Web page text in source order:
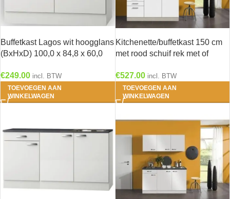
Buffetkast Lagos wit hoogglans
(BxHxD) 100,0 x 84,8 x 60,0
€249.00 incl. BTW
TOEVOEGEN AAN
WINKELWAGEN
Kitchenette/buffetkast 150 cm
met rood schuif rek met of
spoelbak KT156-9-365
€527.00 incl. BTW
TOEVOEGEN AAN
WINKELWAGEN